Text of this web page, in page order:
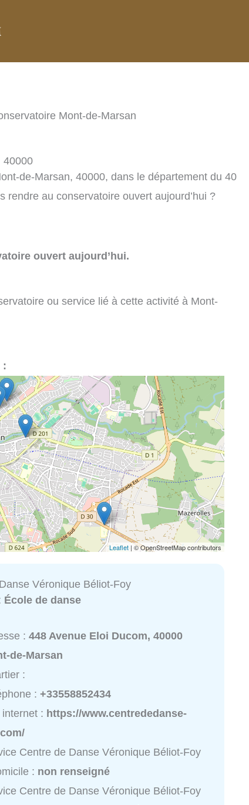
Mont-de-Marsan
40000
de-Marsan, 40000, dans le département du 40
rendre au conservatoire ouvert aujourd’hui ?
ouvert aujourd’hui.
ou service lié à cette activité à Mont-
:
Leaflet| © OpenStreetMap contributors
Véronique Béliot-Foy
École de danse
:448 Avenue Eloi Ducom, 40000
de-Marsan
:
:+33558852434
internet : https://www.centrededanse-
Centre de Danse Véronique Béliot-Foy
: non renseigné
Centre de Danse Véronique Béliot-Foy